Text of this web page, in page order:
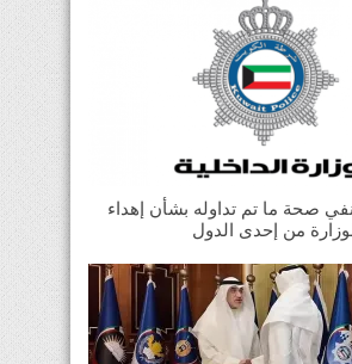
صحة ما تم تداوله بشأن إهداء